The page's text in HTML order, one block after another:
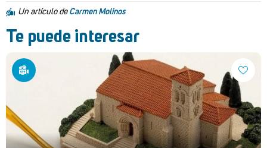
Un artículo de Carmen Molinos
Te puede interesar